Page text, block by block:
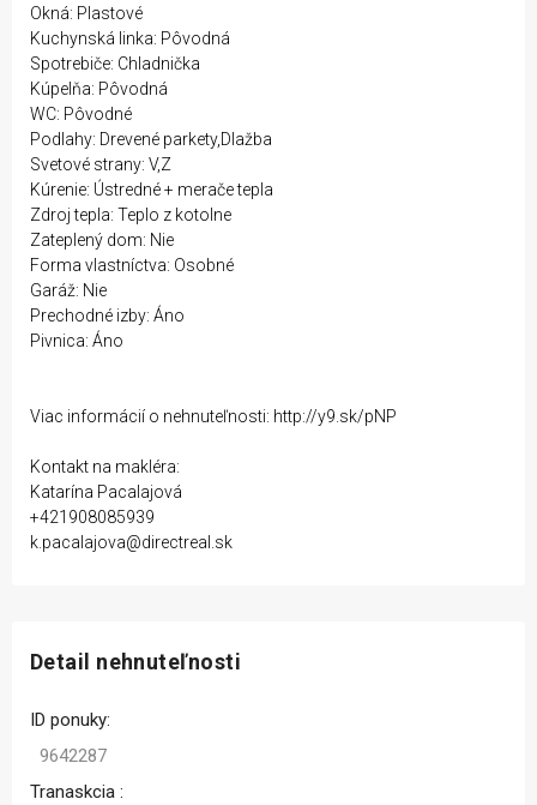
Okná: Plastové
Kuchynská linka: Pôvodná
Spotrebiče: Chladnička
Kúpelňa: Pôvodná
WC: Pôvodné
Podlahy: Drevené parkety,Dlažba
Svetové strany: V,Z
Kúrenie: Ústredné + merače tepla
Zdroj tepla: Teplo z kotolne
Zateplený dom: Nie
Forma vlastníctva: Osobné
Garáž: Nie
Prechodné izby: Áno
Pivnica: Áno
Viac informácií o nehnuteľnosti: http://y9.sk/pNP
Kontakt na makléra:
Katarína Pacalajová
+421908085939
k.pacalajova@directreal.sk
Detail nehnuteľnosti
ID ponuky:
9642287
Tranaskcia :